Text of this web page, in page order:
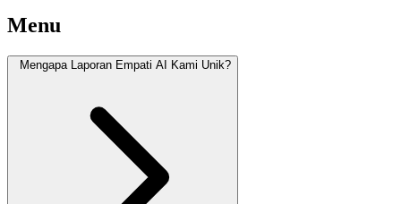
Menu
Mengapa Laporan Empati AI Kami Unik?